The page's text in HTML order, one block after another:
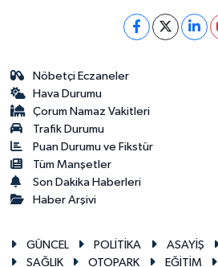
Nöbetçi Eczaneler
Hava Durumu
Çorum Namaz Vakitleri
Trafik Durumu
Puan Durumu ve Fikstür
Tüm Manşetler
Son Dakika Haberleri
Haber Arşivi
GÜNCEL POLİTİKA ASAYİŞ
SAĞLIK
OTOPARK EĞİTİM